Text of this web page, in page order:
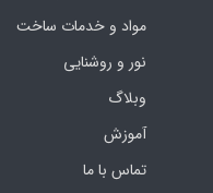
مواد و خدمات ساخت
نور و روشنایی
وبلاگ
آموزش
تماس با ما